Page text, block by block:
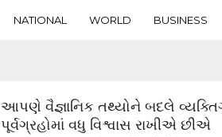
NATIONAL WORLD BUSINESS
આપણે વૈજ્ઞાનિક તથ્યોને બદલે
પૂર્વગ્રહોમાં વધુ વિશ્વાસ રાખીએ છીએ